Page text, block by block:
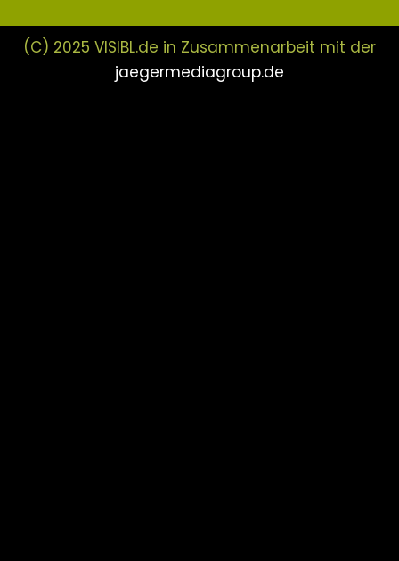
(C) 2025 VISIBL.de in Zusammenarbeit mit der
jaegermediagroup.de